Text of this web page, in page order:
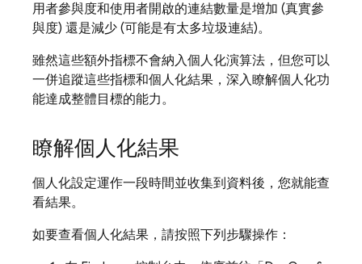
用者參與度和使用者開啟的連結數量是增加 (真實參
與度) 還是減少 (可能是有太多垃圾連結)。
雖然這些額外指標不會納入個人化演算法，但您可以
一併追蹤這些指標和個人化結果，深入瞭解個人化功
能達成整體目標的能力。
瞭解個人化結果
個人化設定運作一段時間並收集到資料後，您就能查
看結果。
如要查看個人化結果，請按照下列步驟操作：